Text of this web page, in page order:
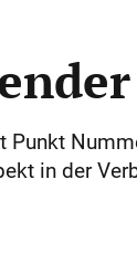
in der